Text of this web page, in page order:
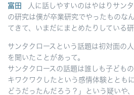
富田
人に話しやすいのはやはりサン
の研究は僕が卒業研究でやったものな
てきて、いまだにまとめたりしている研
サンタクロースという話題は初対面の
を聞いたことがあって。
サンタクロースの話題は誰しも子ども
キワクワクしたという感情体験ととも
どうだったんだろう？」という疑いや